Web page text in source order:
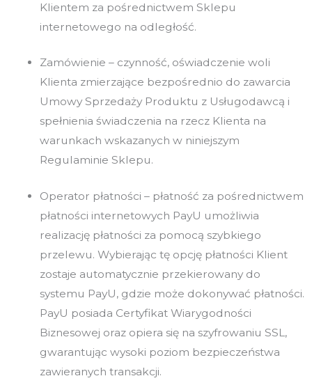
Klientem za pośrednictwem Sklepu
internetowego na odległość.
Zamówienie – czynność, oświadczenie woli
Klienta zmierzające bezpośrednio do zawarcia
Umowy Sprzedaży Produktu z Usługodawcą i
spełnienia świadczenia na rzecz Klienta na
warunkach wskazanych w niniejszym
Regulaminie Sklepu.
Operator płatności – płatność za pośrednictwem
płatności internetowych PayU umożliwia
realizację płatności za pomocą szybkiego
przelewu. Wybierając tę opcję płatności Klient
zostaje automatycznie przekierowany do
systemu PayU, gdzie może dokonywać płatności.
PayU posiada Certyfikat Wiarygodności
Biznesowej oraz opiera się na szyfrowaniu SSL,
gwarantując wysoki poziom bezpieczeństwa
zawieranych transakcji.